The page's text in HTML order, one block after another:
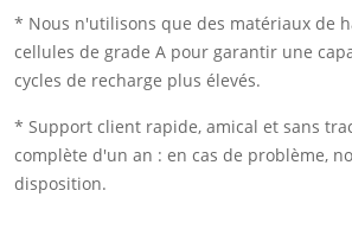
* Nous n'utilisons que des matériaux de
cellules de grade A pour garantir une
cycles de recharge plus élevés.
* Support client rapide, amical et sans
complète d'un an : en cas de problème,
disposition.